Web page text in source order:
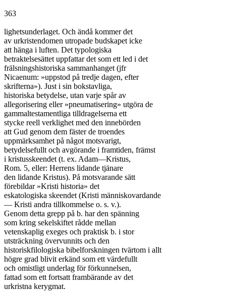
363
lighetsunderlaget. Och ändå kommer det
av urkristendomen utropade budskapet icke
att hänga i luften. Det typologiska
betraktelsesättet uppfattar det som ett led i det
frälsningshistoriska sammanhanget (jfr
Nicaenum: »uppstod på tredje dagen, efter
skrifterna»). Just i sin bokstavliga,
historiska betydelse, utan varje spår av
allegorisering eller »pneumatisering» utgöra de
gammaltestamentliga tilldragelserna ett
stycke reell verklighet med den innebörden
att Gud genom dem fäster de troendes
uppmärksamhet på något motsvarigt,
betydelsefullt och avgörande i framtiden, främst
i kristusskeendet (t. ex. Adam—Kristus,
Rom. 5, eller: Herrens lidande tjänare
den lidande Kristus). På motsvarande sätt
förebildar »Kristi historia» det
eskatologiska skeendet (Kristi människovardande
— Kristi andra tillkommelse o. s. v.).
Genom detta grepp på b. har den spänning
som kring sekelskiftet rådde mellan
vetenskaplig exeges och praktisk b. i stor
utsträckning övervunnits och den
historiskfilologiska bibelforskningen tvärtom i allt
högre grad blivit erkänd som ett värdefullt
och omistligt underlag för förkunnelsen,
fattad som ett fortsatt frambärande av det
urkristna kerygmat.